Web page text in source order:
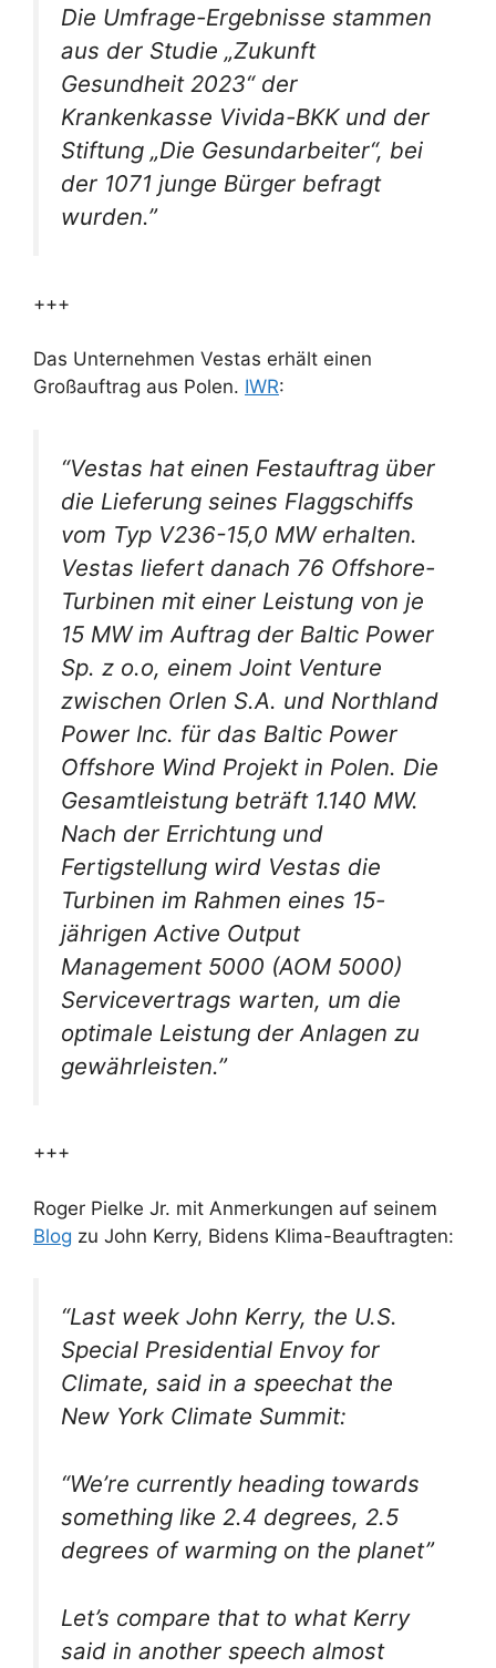
Die Umfrage-Ergebnisse stammen
aus der Studie „Zukunft
Gesundheit 2023“ der
Krankenkasse Vivida-BKK und der
Stiftung „Die Gesundarbeiter“, bei
der 1071 junge Bürger befragt
wurden.”
+++
Das Unternehmen Vestas erhält einen
Großauftrag aus Polen. IWR:
“Vestas hat einen Festauftrag über
die Lieferung seines Flaggschiffs
vom Typ V236-15,0 MW erhalten.
Vestas liefert danach 76 Offshore-
Turbinen mit einer Leistung von je
15 MW im Auftrag der Baltic Power
Sp. z o.o, einem Joint Venture
zwischen Orlen S.A. und Northland
Power Inc. für das Baltic Power
Offshore Wind Projekt in Polen. Die
Gesamtleistung beträft 1.140 MW.
Nach der Errichtung und
Fertigstellung wird Vestas die
Turbinen im Rahmen eines 15-
jährigen Active Output
Management 5000 (AOM 5000)
Servicevertrags warten, um die
optimale Leistung der Anlagen zu
gewährleisten.”
+++
Roger Pielke Jr. mit Anmerkungen auf seinem
Blog zu John Kerry, Bidens Klima-Beauftragten:
“Last week John Kerry, the U.S.
Special Presidential Envoy for
Climate, said in a speechat the
New York Climate Summit:
“We’re currently heading towards
something like 2.4 degrees, 2.5
degrees of warming on the planet”
Let’s compare that to what Kerry
said in another speech almost